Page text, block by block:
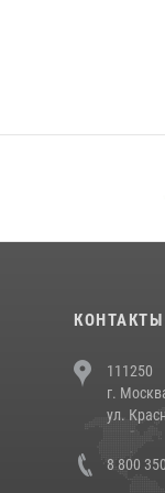
КОНТАКТЫ
111250
г.
ул.
8 800